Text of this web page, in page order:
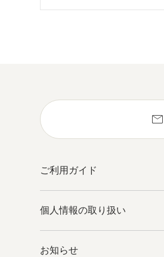
mail
ご利用ガイド
個人情報の取り扱い
お知らせ